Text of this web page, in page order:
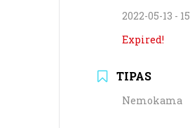
2022-05-13 - 15
Expired!
TIPAS
Nemokama